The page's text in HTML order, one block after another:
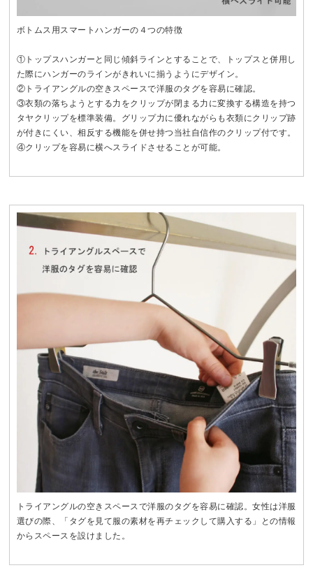
ボトムス用スマートハンガーの４つの特徴
①トップスハンガーと同じ傾斜ラインとすることで、トップスと併用し
た際にハンガーのラインがきれいに揃うようにデザイン。
②トライアングルの空きスペースで洋服のタグを容易に確認。
③衣類の落ちようとする力をクリップが閉まる力に変換する構造を持つ
タヤクリップを標準装備。グリップ力に優れながらも衣類にクリップ跡
が付きにくい、相反する機能を併せ持つ当社自信作のクリップ付です。
④クリップを容易に横へスライドさせることが可能。
トライアングルの空きスペースで洋服のタグを容易に確認。女性は洋服
選びの際、「タグを見て服の素材を再チェックして購入する」との情報
からスペースを設けました。